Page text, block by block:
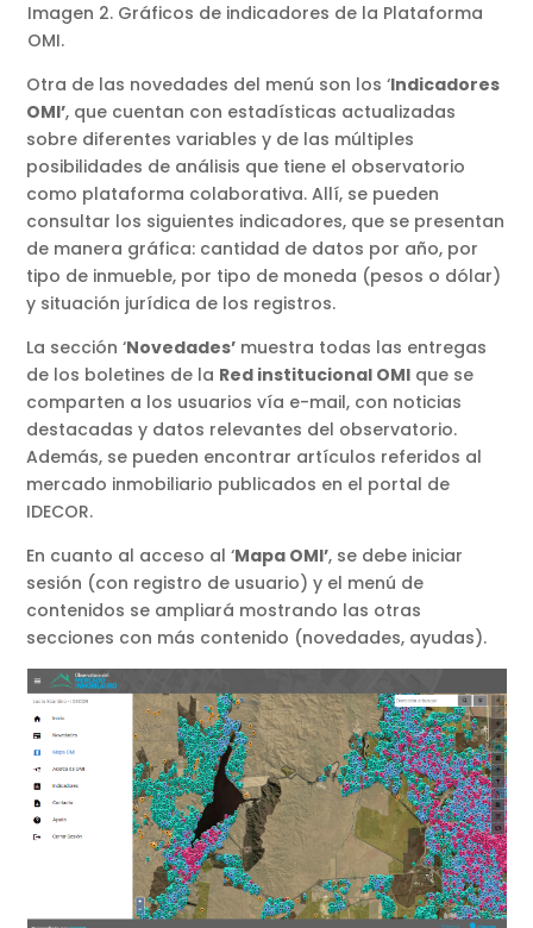
Imagen 2. Gráficos de indicadores de la Plataforma
OMI.
Otra de las novedades del menú son los ‘Indicadores
OMI’, que cuentan con estadísticas actualizadas
sobre diferentes variables y de las múltiples
posibilidades de análisis que tiene el observatorio
como plataforma colaborativa. Allí, se pueden
consultar los siguientes indicadores, que se presentan
de manera gráfica: cantidad de datos por año, por
tipo de inmueble, por tipo de moneda (pesos o dólar)
y situación jurídica de los registros.
La sección ‘Novedades’ muestra todas las entregas
de los boletines de la Red institucional OMI que se
comparten a los usuarios vía e-mail, con noticias
destacadas y datos relevantes del observatorio.
Además, se pueden encontrar artículos referidos al
mercado inmobiliario publicados en el portal de
IDECOR.
En cuanto al acceso al ‘Mapa OMI’, se debe iniciar
sesión (con registro de usuario) y el menú de
contenidos se ampliará mostrando las otras
secciones con más contenido (novedades, ayudas).